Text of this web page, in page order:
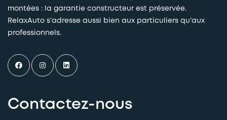
montées : la garantie constructeur est préservée.
RelaxAuto s’adresse aussi bien aux particuliers qu’aux
professionnels.
Contactez-nous